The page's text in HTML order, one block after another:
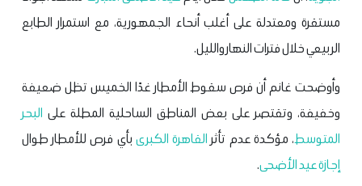
مستقرة ومعتدلة على أغلب أنحاء الجمهورية، مع استمرار الطابع
الربيعي خلال فترات النهار والليل.
وأوضحت غانم أن فرص سقوط الأمطار غدًا الخميس تظل ضعيفة
وخفيفة، وتقتصر على بعض المناطق الساحلية المطلة على البحر
المتوسط، مؤكدة عدم تأثر القاهرة الكبرى بأي فرص للأمطار طوال
إجازة عيد الأضحى.